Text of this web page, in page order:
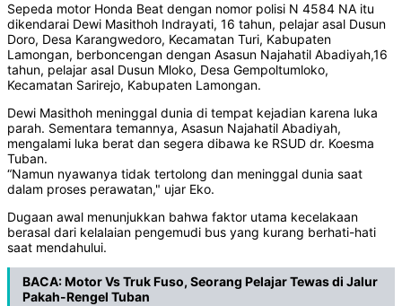
Sepeda motor Honda Beat dengan nomor polisi N 4584 NA itu
dikendarai Dewi Masithoh Indrayati, 16 tahun, pelajar asal Dusun
Doro, Desa Karangwedoro, Kecamatan Turi, Kabupaten
Lamongan, berboncengan dengan Asasun Najahatil Abadiyah,16
tahun, pelajar asal Dusun Mloko, Desa Gempoltumloko,
Kecamatan Sarirejo, Kabupaten Lamongan.
Dewi Masithoh meninggal dunia di tempat kejadian karena luka
parah. Sementara temannya, Asasun Najahatil Abadiyah,
mengalami luka berat dan segera dibawa ke RSUD dr. Koesma
Tuban.
“Namun nyawanya tidak tertolong dan meninggal dunia saat
dalam proses perawatan," ujar Eko.
Dugaan awal menunjukkan bahwa faktor utama kecelakaan
berasal dari kelalaian pengemudi bus yang kurang berhati-hati
saat mendahului.
BACA:Motor Vs Truk Fuso, Seorang Pelajar Tewas di Jalur
Pakah-Rengel Tuban